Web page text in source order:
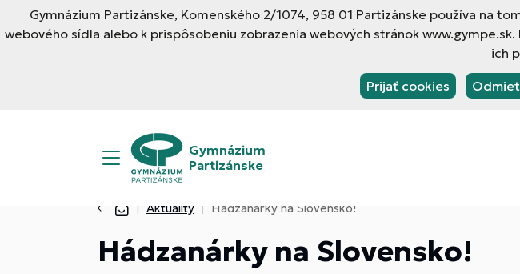
Gymnázium Partizánske, Komenského 2/1074, 958 01 Partizánske používa na
webového sídla alebo k prispôsobeniu zobrazenia webových stránok
ich
Prijať cookies
Gymnázium
Partizánske
Aktuality Hádzanárky na Slovensko!
Hádzanárky na Slovensko!